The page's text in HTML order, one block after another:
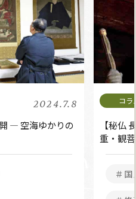
2024.7.8
― 空海ゆかりの
【秘仏
重・観
＃国